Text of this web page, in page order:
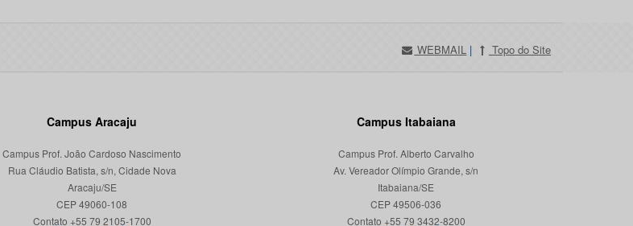
WEBMAIL | Topo do Site
Campus Aracaju
Campus Prof. João Cardoso Nascimento
Rua Cláudio Batista, s/n, Cidade Nova
Aracaju/SE
CEP 49060-108
Campus Itabaiana
Campus Prof. Alberto Carvalho
Av. Vereador Olímpio Grande, s/n
Itabaiana/SE
CEP 49506-036